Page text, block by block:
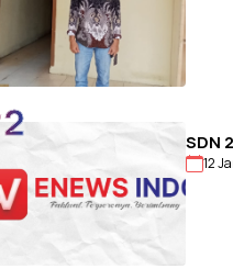
SDN
12